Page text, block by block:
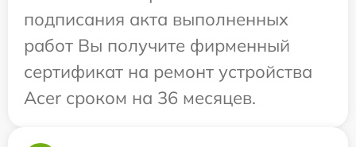
подписания акта выполненных
работ Вы получите фирменный
сертификат на ремонт устройства
Acer сроком на 36 месяцев.